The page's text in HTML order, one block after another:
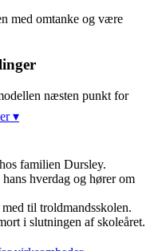
▾
med omtanke og være
næsten punkt for
familien Dursley.
hverdag og hører om
til troldmandsskolen.
i slutningen af skoleåret.